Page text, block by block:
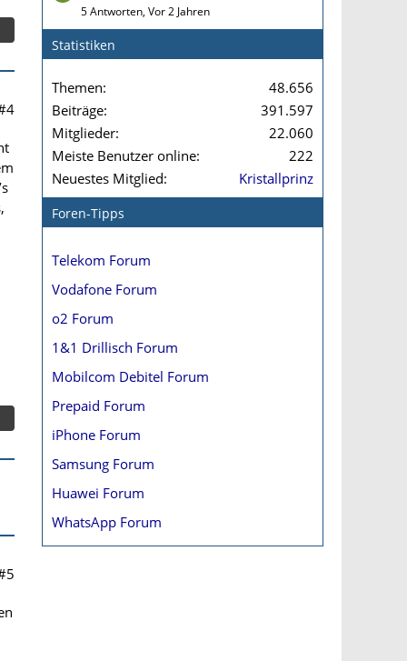
5 Antworten, Vor 2 Jahren
Statistiken
Themen
48.656
Beiträge
391.597
Mitglieder
22.060
Meiste Benutzer online
222
Neuestes Mitglied
Kristallprinz
Foren-Tipps
Telekom Forum
Vodafone Forum
o2 Forum
1&1 Drillisch Forum
Mobilcom Debitel Forum
Prepaid Forum
iPhone Forum
Samsung Forum
Huawei Forum
WhatsApp Forum